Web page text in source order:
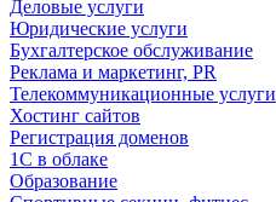
Деловые услуги
Юридические услуги
Бухгалтерское обслуживание
Реклама и маркетинг, PR
Телекоммуникационные услуги
Хостинг сайтов
Регистрация доменов
1С в облаке
Образование